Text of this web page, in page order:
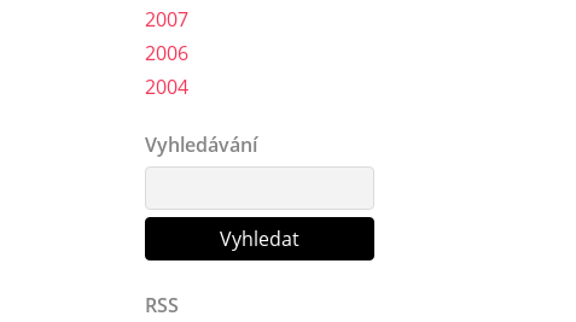
2007
2006
2004
Vyhledávání
RSS